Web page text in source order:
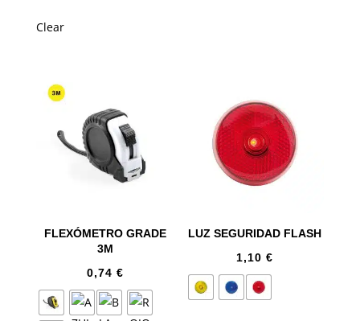
Clear
FLEXÓMETRO GRADE
3M
0,74 €
LUZ SEGURIDAD FLASH
1,10€